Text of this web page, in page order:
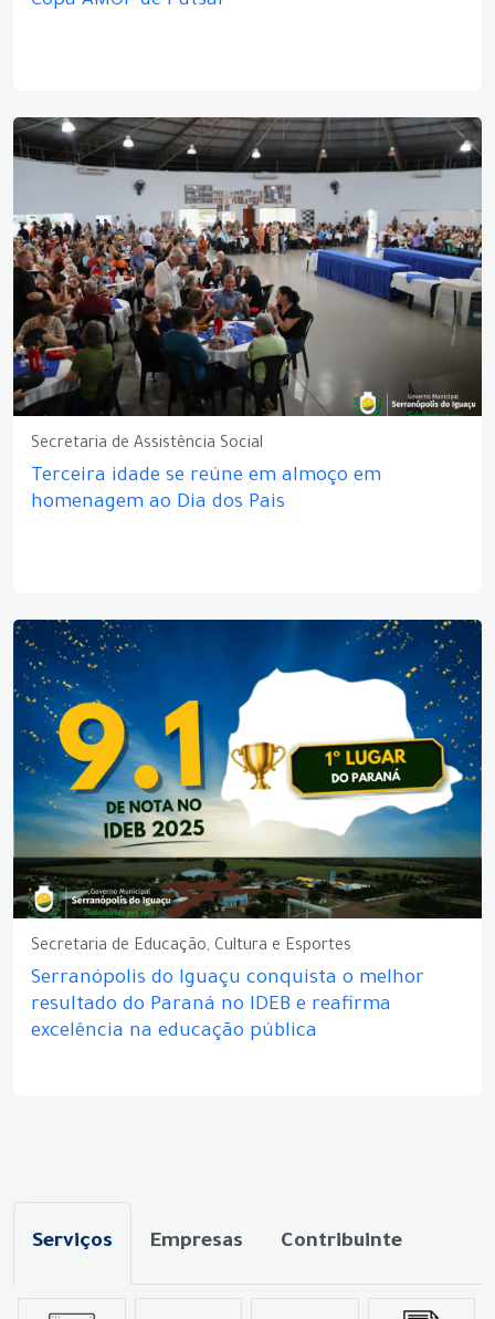
Secretaria de Assistência Social
Terceira idade se reúne em almoço em
homenagem ao Dia dos Pais
Secretaria de Educação, Cultura e Esportes
Serranópolis do Iguaçu conquista o melhor
resultado do Paraná no IDEB e reafirma
excelência na educação pública
Serviços Empresas Contribuinte